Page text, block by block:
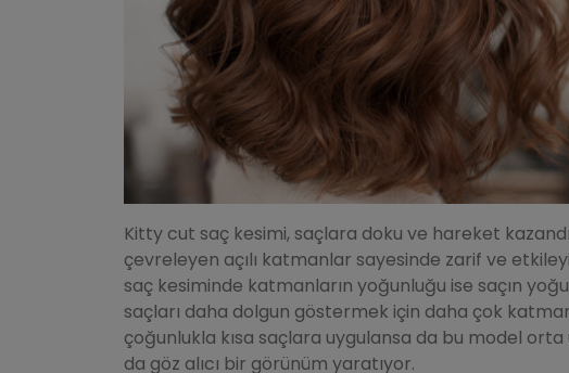
Kitty cut saç kesimi, saçlara doku ve hareket
çevreleyen açılı katmanlar sayesinde zarif ve
saç kesiminde katmanların yoğunluğu ise saçın
saçları daha dolgun göstermek için daha çok
çoğunlukla kısa saçlara uygulansa da bu model
da göz alıcı bir görünüm yaratıyor.